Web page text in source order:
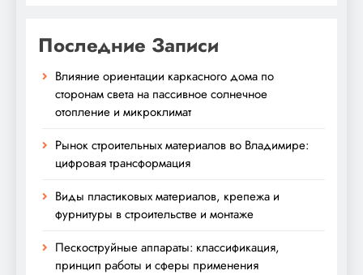
Последние Записи
Влияние ориентации каркасного дома по
сторонам света на пассивное солнечное
отопление и микроклимат
Рынок строительных материалов во Владимире:
цифровая трансформация
Виды пластиковых материалов, крепежа и
фурнитуры в строительстве и монтаже
Пескоструйные аппараты: классификация,
принцип работы и сферы применения